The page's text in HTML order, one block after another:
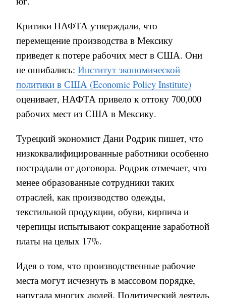
Критики НАФТА утверждали, что
перемещение производства в Мексику
приведет к потере рабочих мест в США. Они
не ошибались: Институт экономической
политики в США (Economic Policy Institute)
оценивает, НАФТА привело к оттоку 700,000
рабочих мест из США в Мексику.
Турецкий экономист Дани Родрик пишет, что
низкоквалифицированные работники особенно
пострадали от договора. Родрик отмечает, что
менее образованные сотрудники таких
отраслей, как производство одежды,
текстильной продукции, обуви, кирпича и
черепицы испытывают сокращение заработной
платы на целых 17%.
Идея о том, что производственные рабочие
места могут исчезнуть в массовом порядке,
напугала многих людей. Политический деятель